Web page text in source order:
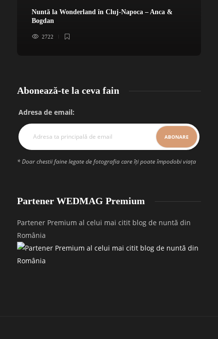
Nuntă la Wonderland în Cluj-Napoca – Anca &
Bogdan
2722
Abonează-te la ceva fain
Adresa de email:
* Doar chestii faine legate de fotografia care îți poate împodobi viața
Partener WEDMAG Premium
Partener Premium al celui mai citit blog de nuntă din
România